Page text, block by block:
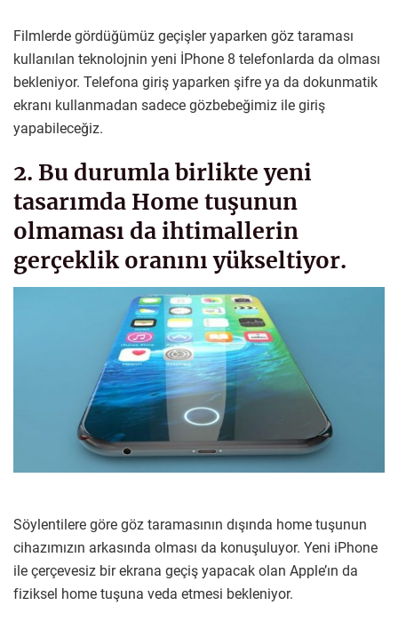
Filmlerde gördüğümüz geçişler yaparken göz taraması
kullanılan teknolojnin yeni İPhone 8 telefonlarda da olması
bekleniyor. Telefona giriş yaparken şifre ya da dokunmatik
ekranı kullanmadan sadece gözbebeğimiz ile giriş
yapabileceğiz.
2. Bu durumla birlikte yeni
tasarımda Home tuşunun
olmaması da ihtimallerin
gerçeklik oranını yükseltiyor.
Söylentilere göre göz taramasının dışında home tuşunun
cihazımızın arkasında olması da konuşuluyor. Yeni iPhone
ile çerçevesiz bir ekrana geçiş yapacak olan Apple’ın da
fiziksel home tuşuna veda etmesi bekleniyor.